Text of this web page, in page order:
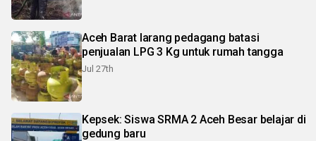
Aceh Barat larang pedagang batasi
penjualan LPG 3 Kg untuk rumah tangga
Jul 27th
Kepsek: Siswa SRMA 2 Aceh Besar belajar di
gedung baru